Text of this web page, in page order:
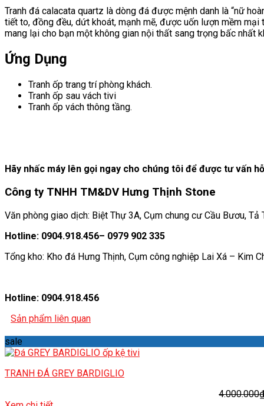
Tranh đá calacata quartz là dòng đá được mệnh danh là “nữ
tiết to, đồng đều, dứt khoát, mạnh mẽ, được uốn lượn mềm
mang lại cho bạn một không gian nội thất sang trọng bấc nhất
Ứng Dụng
Tranh ốp trang trí phòng khách.
Tranh ốp sau vách tivi
Tranh ốp vách thông tầng.
Hãy nhấc máy lên gọi ngay cho chúng tôi để được tư vấn
Công ty TNHH TM&DV Hưng Thịnh Stone
Văn phòng giao dịch: Biệt Thự 3A, Cụm chung cư Cầu Bươu, Tả
Hotline: 0904.918.456– 0979 902 335
Tổng kho: Kho đá Hưng Thịnh, Cụm công nghiệp Lai Xá – Kim
Hotline: 0904.918.456
Sản phẩm liên quan
sale
TRANH ĐÁ GREY BARDIGLIO
4.000.000